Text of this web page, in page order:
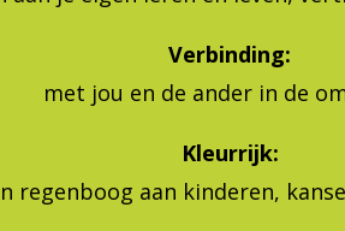
Verbinding:
met jou en de ander in de
Kleurrijk:
regenboog aan kinderen,